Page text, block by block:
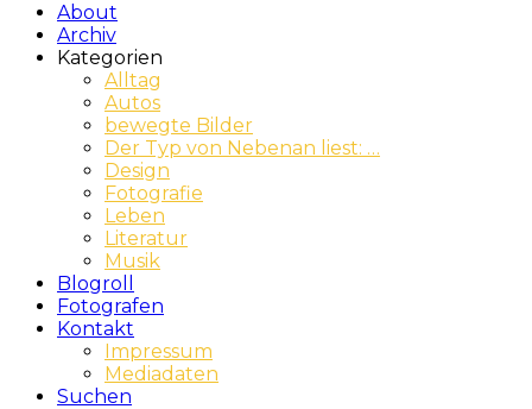
About
Archiv
Kategorien
Alltag
Autos
bewegte Bilder
Der Typ von Nebenan liest: …
Design
Fotografie
Leben
Literatur
Musik
Blogroll
Fotografen
Kontakt
Impressum
Mediadaten
Suchen